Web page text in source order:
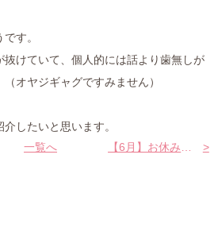
す。
けていて、個人的には話より歯無しが
オヤジギャグですみません）
したいと思います。
一覧へ >